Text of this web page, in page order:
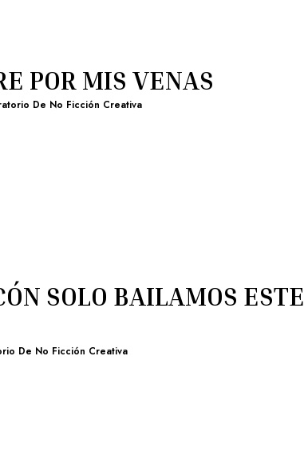
POR MIS VENAS
De No Ficción Creativa
SOLO BAILAMOS ESTE
De No Ficción Creativa